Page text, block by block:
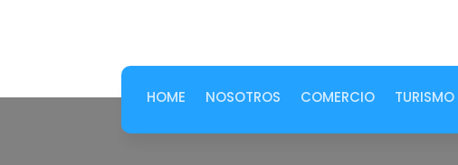
HOME NOSOTROS COMERCIO TURISMO